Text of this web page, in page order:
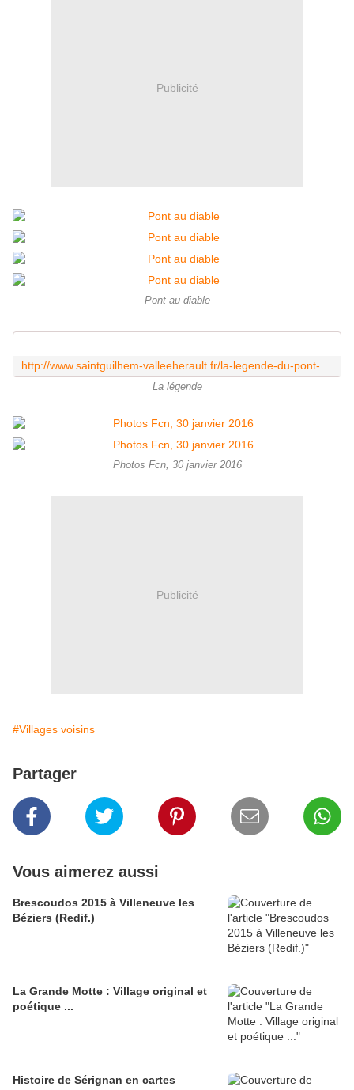
Publicité
Pont au diable
La légende
Photos Fcn, 30 janvier 2016
Publicité
#Villages voisins
Partager
Vous aimerez aussi
Brescoudos 2015 à Villeneuve les
Béziers (Redif.)
La Grande Motte : Village original et
poétique ...
Histoire de Sérignan en cartes